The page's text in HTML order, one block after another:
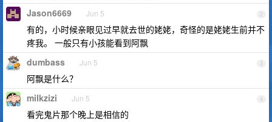
2
Jason6669 Jun 5
有的，小时候亲眼见过早就去世的姥姥，奇怪的是姥姥生前并不
疼我。 一般只有小孩能看到阿飘
3
dumbass Jun 5
阿飘是什么？
4
milkzizi Jun 5
看完鬼片那个晚上是相信的